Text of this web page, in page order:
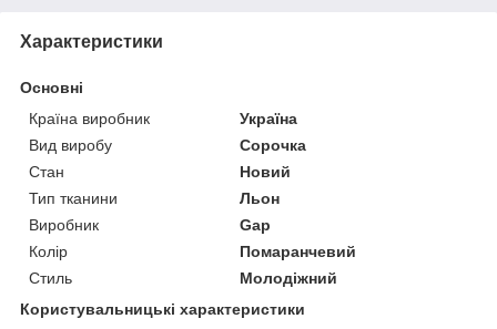
Характеристики
Основні
Країна виробник
Україна
Вид виробу
Сорочка
Стан
Новий
Тип тканини
Льон
Виробник
Gap
Колір
Помаранчевий
Стиль
Молодіжний
Користувальницькі характеристики